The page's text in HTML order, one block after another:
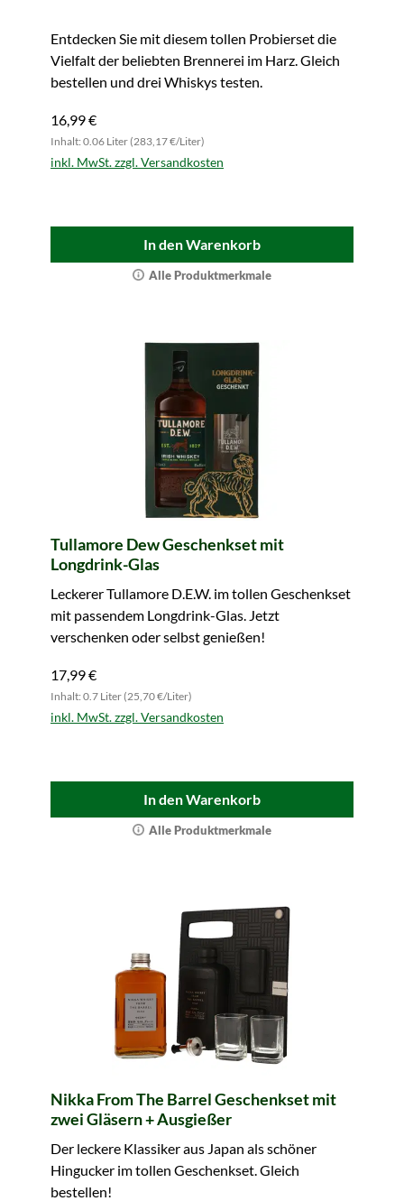
Entdecken Sie mit diesem tollen Probierset die
Vielfalt der beliebten Brennerei im Harz. Gleich
bestellen und drei Whiskys testen.
16,99 €
Inhalt: 0.06 Liter (283,17 €/Liter)
inkl. MwSt. zzgl. Versandkosten
In den Warenkorb
Alle Produktmerkmale
Tullamore Dew Geschenkset mit
Longdrink-Glas
Leckerer Tullamore D.E.W. im tollen Geschenkset
mit passendem Longdrink-Glas. Jetzt
verschenken oder selbst genießen!
17,99 €
Inhalt: 0.7 Liter (25,70 €/Liter)
inkl. MwSt. zzgl. Versandkosten
In den Warenkorb
Alle Produktmerkmale
Nikka From The Barrel Geschenkset mit
zwei Gläsern + Ausgießer
Der leckere Klassiker aus Japan als schöner
Hingucker im tollen Geschenkset. Gleich
bestellen!